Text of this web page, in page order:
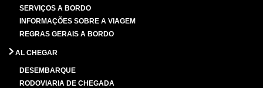
SERVIÇOS A BORDO
INFORMAÇÕES SOBRE A VIAGEM
REGRAS GERAIS A BORDO
AL CHEGAR
DESEMBARQUE
RODOVIARIA DE CHEGADA